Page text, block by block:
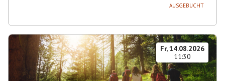
AUSGEBUCHT
Fr, 14.08.2026
11:30